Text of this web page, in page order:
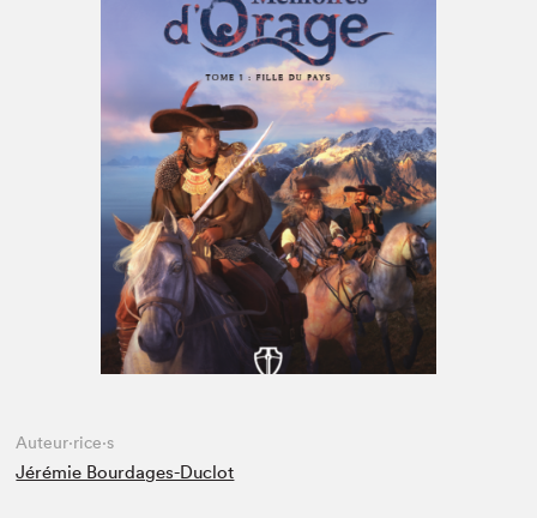
Espace enseignant·e·s
Auteur·rice·s
Jérémie Bourdages-Duclot